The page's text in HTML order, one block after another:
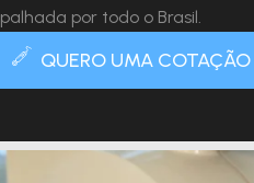
por todo o Brasil.
QUERO UMA COTAÇÃO